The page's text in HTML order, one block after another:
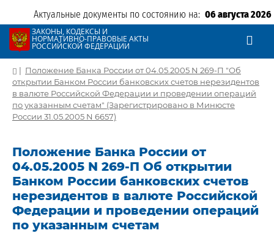
Актуальные документы по состоянию на: 06 августа 2026
ЗАКОНЫ, КОДЕКСЫ И
НОРМАТИВНО-ПРАВОВЫЕ АКТЫ
РОССИЙСКОЙ ФЕДЕРАЦИИ
| Положение Банка России от 04.05.2005 N 269-П "Об
открытии Банком России банковских счетов нерезидентов
в валюте Российской Федерации и проведении операций
по указанным счетам" (Зарегистрировано в Минюсте
России 31.05.2005 N 6657)
Положение Банка России от
04.05.2005 N 269-П Об открытии
Банком России банковских счетов
нерезидентов в валюте Российской
Федерации и проведении операций
по указанным счетам